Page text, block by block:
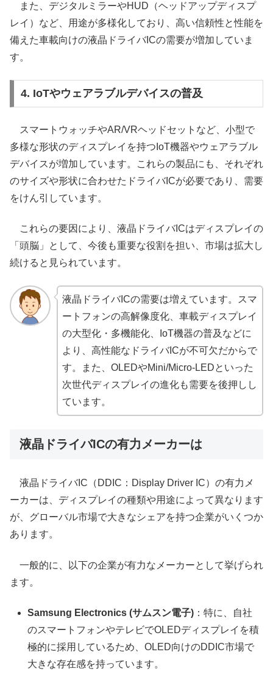
また、デジタルミラーやHUD（ヘッドアップディスプ
レイ）など、用途が多様化しており、高い信頼性と性能を
備えた車載向けの液晶ドライバICの需要が増加していま
す。
4. IoTやウェアラブルデバイスの普及
スマートウォッチやAR/VRヘッドセットなど、小型で
多様な形状のディスプレイを持つIoT機器やウェアラブル
デバイスが増加しています。これらの製品にも、それぞれ
のサイズや形状に合わせたドライバICが必要であり、需要
をけん引しています。
これらの要因により、液晶ドライバICはディスプレイの
「頭脳」として、今後も重要な役割を担い、市場は拡大し
続けると見られています。
液晶ドライバICの需要は増えています。スマ
ートフォンの高解像度化、車載ディスプレイ
の大型化・多機能化、IoT機器の普及などに
より、高性能なドライバICが不可欠だからで
す。また、OLEDやMini/Micro-LEDといった
次世代ディスプレイの進化も需要を後押しし
ています。
液晶ドライバICの有力メーカーは
液晶ドライバIC（DDIC：Display Driver IC）の有力メ
ーカーは、ディスプレイの種類や用途によって異なります
が、グローバル市場で大きなシェアを持つ企業がいくつか
あります。
一般的に、以下の企業が有力なメーカーとして挙げられ
ます。
Samsung Electronics (サムスン電子) ：特に、自社
のスマートフォンやテレビでOLEDディスプレイを積
極的に採用しているため、OLED向けのDDIC市場で
大きな存在感を持っています。